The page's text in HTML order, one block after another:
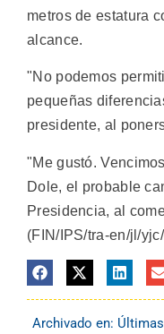
metros de estatura
alcance.
"No podemos
pequeñas
presidente, al
"Me gustó.
Dole, el probable
Presidencia, al
(FIN/IPS/tra-en/jl/
Archivado en: